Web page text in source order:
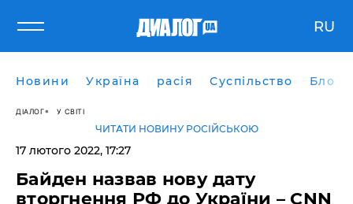
RU
Новини Україна расія Суспільство Блоги
ДІАЛОГ У СВІТІ
ЧИТАТИ НОВИНУ РОСІЙСЬКОЮ
17 лютого 2022, 17:27
Байден назвав нову дату
вторгнення РФ до України – CNN